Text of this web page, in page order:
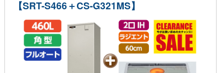
【SRT-S466＋CS-G321MS】